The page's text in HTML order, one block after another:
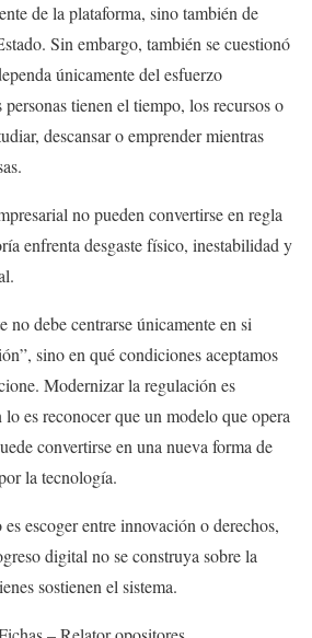
de la plataforma, sino también de
Sin embargo, también se cuestionó
únicamente del esfuerzo
tienen el tiempo, los recursos o
descansar o emprender mientras
no pueden convertirse en regla
enfrenta desgaste físico, inestabilidad y
no debe centrarse únicamente en si
sino en qué condiciones aceptamos
Modernizar la regulación es
es reconocer que un modelo que opera
convertirse en una nueva forma de
la tecnología.
escoger entre innovación o derechos,
digital no se construya sobre la
sostienen el sistema.